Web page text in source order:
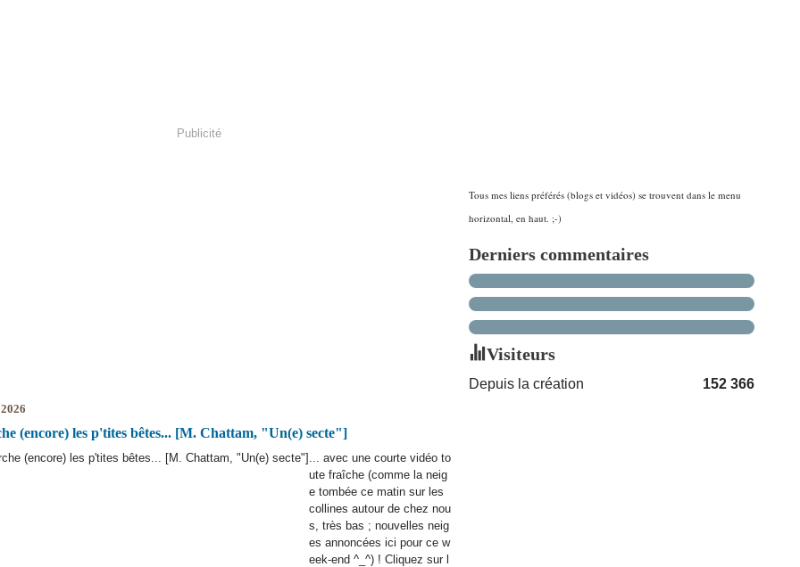
Publicité
(encore) les p'tites bêtes... [M. Chattam, "Un(e) secte"]
... avec une courte vidéo to
ute fraîche (comme la neig
e tombée ce matin sur les
collines autour de chez nou
s, très bas ; nouvelles neig
es annoncées ici pour ce w
eek-end ^_^) ! Cliquez sur l
Tous mes liens préférés (blogs et vidéos) se trouvent dans le menu
horizontal, en haut. ;-)
Derniers commentaires
Visiteurs
Depuis la création 152 366